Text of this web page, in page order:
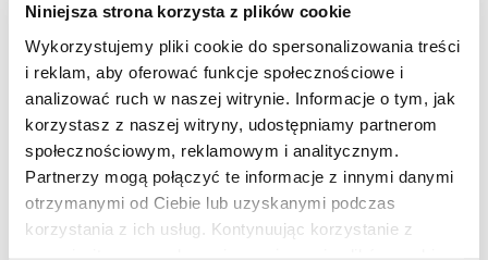
Niniejsza strona korzysta z plików cookie
Wykorzystujemy pliki cookie do spersonalizowania treści
i reklam, aby oferować funkcje społecznościowe i
analizować ruch w naszej witrynie. Informacje o tym, jak
korzystasz z naszej witryny, udostępniamy partnerom
społecznościowym, reklamowym i analitycznym.
Partnerzy mogą połączyć te informacje z innymi danymi
otrzymanymi od Ciebie lub uzyskanymi podczas
korzystania z ich usług. Kontynuując korzystanie z
międzynarodowe korporacje. Nieustannie dążymy do
odzyskania Twoich należności, ponieważ wierzymy, że
każda transakcja powinna być uczciwie zrealizowana
przez obie strony. Sprawdź nasze dotychczasowe
osiągnięcia oraz uzyskanereferencje, aby zobaczyć, jak
w przeszłości pomogliśmy innym firmom w sytuacji
podobnej do Twojej.
Jesteśmy również do Twojej dyspozycji
w kwestiach sporów sądowych w